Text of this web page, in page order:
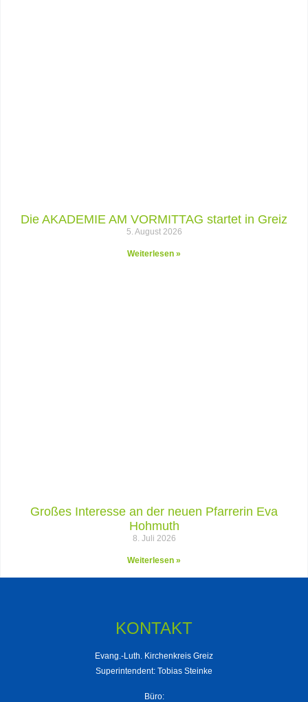
Die AKADEMIE AM VORMITTAG startet in Greiz
5. August 2026
Weiterlesen »
Großes Interesse an der neuen Pfarrerin Eva
Hohmuth
8. Juli 2026
Weiterlesen »
KONTAKT
Evang.-Luth. Kirchenkreis Greiz
Superintendent: Tobias Steinke
Büro: